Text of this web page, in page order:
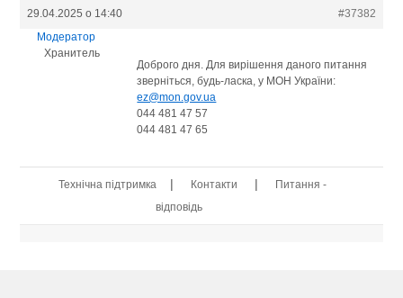
29.04.2025 о 14:40
#37382
Модератор
Хранитель
Доброго дня. Для вирішення даного питання
зверніться, будь-ласка, у МОН України:
ez@mon.gov.ua
044 481 47 57
044 481 47 65
Технічна підтримка | Контакти |
Питання -
відповідь